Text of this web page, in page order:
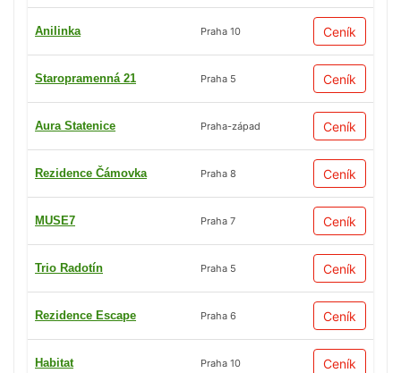
Anilinka Praha 10 Ceník
Staropramenná 21 Praha 5 Ceník
Aura Statenice Praha-západ Ceník
Rezidence Čámovka Praha 8 Ceník
MUSE7 Praha 7 Ceník
Trio Radotín Praha 5 Ceník
Rezidence Escape Praha 6 Ceník
Habitat Praha 10 Ceník